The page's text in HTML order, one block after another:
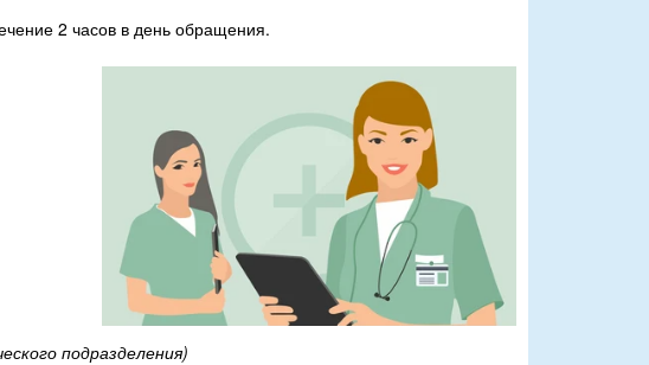
2 часов в день обращения.
подразделения)